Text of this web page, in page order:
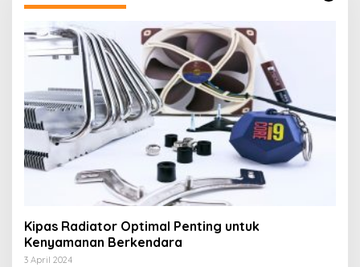
Kipas Radiator Optimal Penting untuk
Kenyamanan Berkendara
3 April 2024